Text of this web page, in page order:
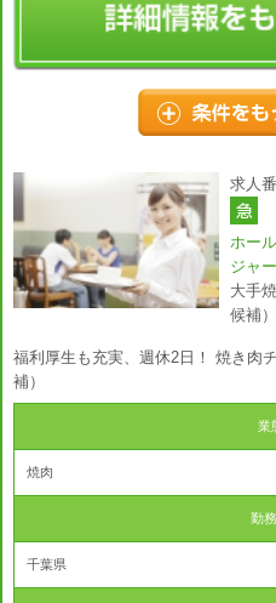
求人
ホー
ジャ
大手
候補）
福利厚生も充実、週休2日！ 焼き肉
補）
業
焼肉
勤
千葉県